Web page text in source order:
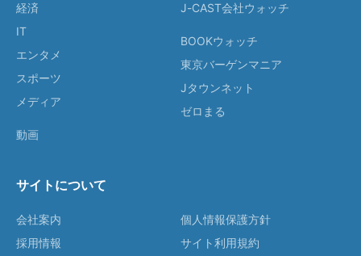
経済
IT
エンタメ
スポーツ
メディア
動画
J-CAST会社ウォッチ
BOOKウォッチ
東京バーゲンマニア
Jタウンネット
ゼロまる
サイトについて
会社案内
採用情報
個人情報保護方針
サイト利用規約